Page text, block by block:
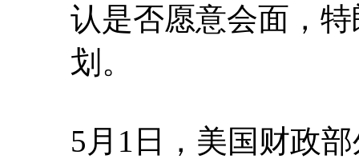
认是否愿意会面，
划。
5月1日，美国财政